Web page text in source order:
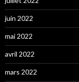
juin 2022
mai 2022
avril 2022
mars 2022